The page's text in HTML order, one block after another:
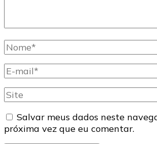
Nome
completo
E-
mail
Site
Salvar meus dados neste
próxima vez que eu comentar.